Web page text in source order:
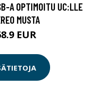
A OPTIMOITU UC:LLE
MUSTA
EUR